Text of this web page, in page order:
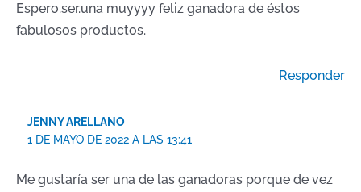
Espero.ser.una muyyyy feliz ganadora de éstos
fabulosos productos.
Responder
JENNY ARELLANO
1 DE MAYO DE 2022 A LAS 13:41
Me gustaría ser una de las ganadoras porque de vez